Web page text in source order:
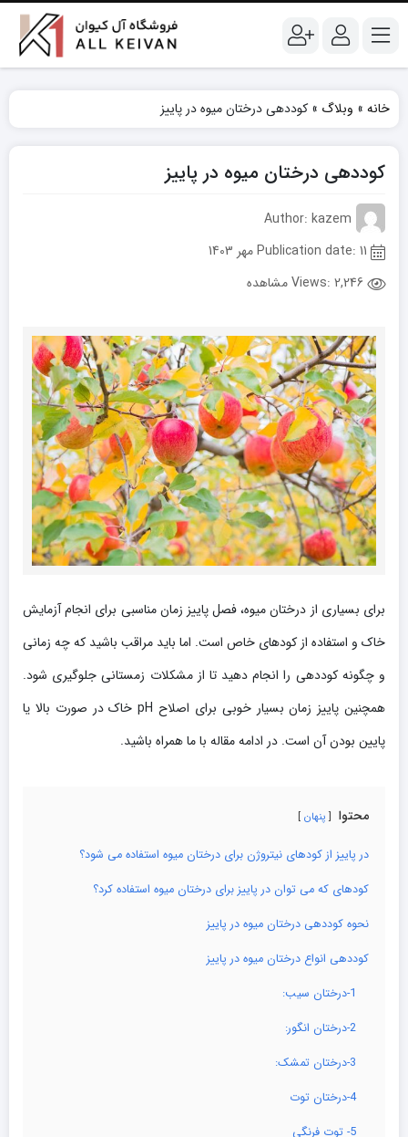
خانه » وبلاگ » کوددهی درختان میوه در پاییز
کوددهی درختان میوه در پاییز
Author: kazem
2,246 مشاهده
برای بسیاری از درختان میوه، فصل پاییز زمان مناسبی برای انجام آزمایش
خاک و استفاده از کودهای خاص است. اما باید مراقب باشید که چه زمانی
و چگونه کوددهی را انجام دهید تا از مشکلات زمستانی جلوگیری شود.
همچنین پاییز زمان بسیار خوبی برای اصلاح pH خاک در صورت بالا یا
پایین بودن آن است. در ادامه مقاله با ما همراه باشید.
محتوا پنهان
در پاییز از کودهای نیتروژن برای درختان میوه استفاده می شود؟
کودهای که می توان در پاییز برای درختان میوه استفاده کرد؟
نحوه کوددهی درختان میوه در پاییز
کوددهی انواع درختان میوه در پاییز
1-درختان سیب:
2-درختان انگور:
3-درختان تمشک:
4-درختان توت
5- توت فرنگی